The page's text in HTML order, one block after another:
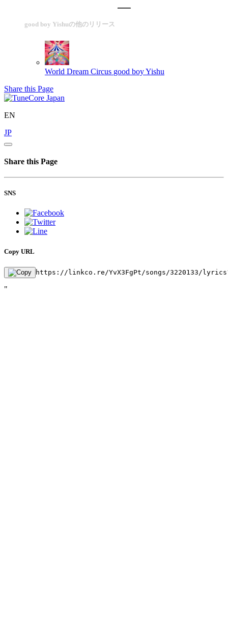
good boy Yishuの他のリリース
World Dream Circus good boy Yishu
Share this Page
EN
JP
Share this Page
SNS
Copy URL
https://linkco.re/YvX3FgPt/songs/3220133/
"